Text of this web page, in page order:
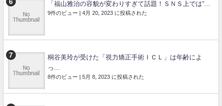
「福山雅治の容貌が変わりすぎて話題！ＳＮＳ上では“...
9件のビュー 4月 20, 2023 に投稿された
桐谷美玲が受けた「視力矯正手術ＩＣＬ」は年齢によ
っ...
8件のビュー 5月 8, 2023 に投稿された